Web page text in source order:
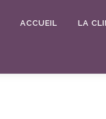
ACCUEIL LA